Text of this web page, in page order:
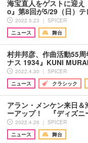
海宝直人をゲストに迎
o』第8回が5/29（日）
2022.5.23 ｜ SPICER
ニュース
舞台
村井邦彦、作曲活動55
ナス 1934』KUNI
2022.4.30 ｜ SPICER
ニュース
クラシック
アラン・メンケン来日
ーアップ！ 『ディズニ
2022.4.26 ｜ SPICER
ニュース
舞台